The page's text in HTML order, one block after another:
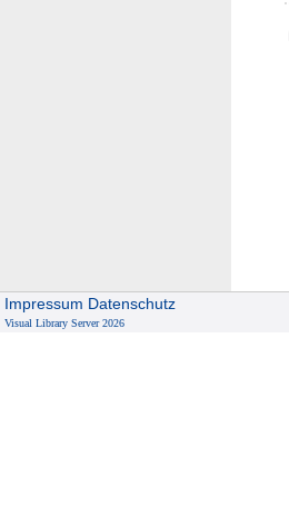
Impressum Datenschutz
Visual Library Server 2026